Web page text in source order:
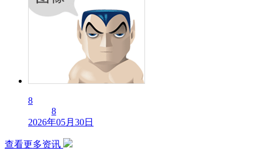
8
8
2026年05月30日
查看更多资讯